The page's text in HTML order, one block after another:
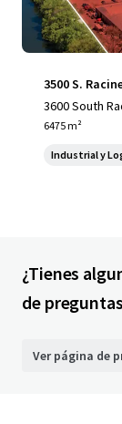
3500 S.
3600 South
6475 m²
Industrial y
¿Tienes
de
Ver página de